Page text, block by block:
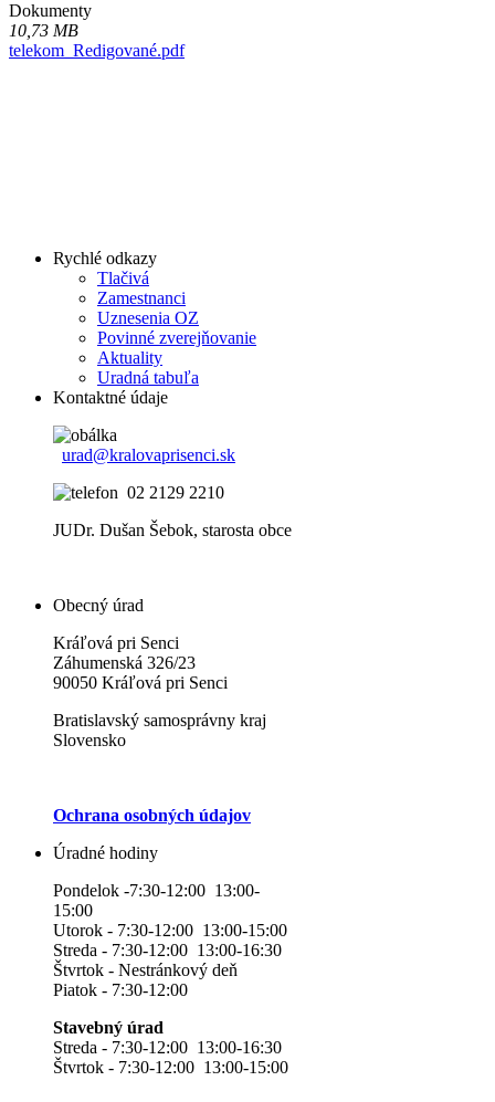
Dokumenty
10,73 MB
telekom_Redigované.pdf
Rychlé odkazy
Tlačivá
Zamestnanci
Uznesenia OZ
Povinné zverejňovanie
Aktuality
Uradná tabuľa
Kontaktné údaje
urad@kralovaprisenci.sk
02 2129 2210
JUDr. Dušan Šebok, starosta obce
Obecný úrad
Kráľová pri Senci
Záhumenská 326/23
90050 Kráľová pri Senci
Bratislavský samosprávny kraj
Slovensko
Ochrana osobných údajov
Úradné hodiny
Pondelok -7:30-12:00 13:00-
15:00
Utorok - 7:30-12:00 13:00-15:00
Streda - 7:30-12:00 13:00-16:30
Štvrtok - Nestránkový deň
Piatok - 7:30-12:00
Stavebný úrad
Streda - 7:30-12:00 13:00-16:30
Štvrtok - 7:30-12:00 13:00-15:00